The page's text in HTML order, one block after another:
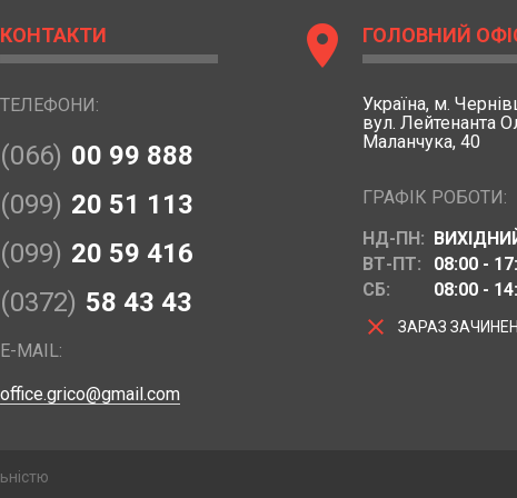
КОНТАКТИ
ТЕЛЕФОНИ:
(066) 00 99 888
(099) 20 51 113
(099) 20 59 416
(0372) 58 43 43
E-MAIL:
office.grico@gmail.com
location_on ГОЛОВНИЙ
Україна, м.
вул. Лейтенанта
Маланчука, 40
ГРАФІК РОБОТИ:
НД-ПН:
ВТ-ПТ:
08:00 -
СБ:
08:00 -
clear ЗАРАЗ